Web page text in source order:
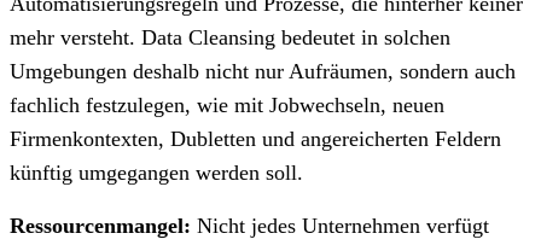
mehr versteht. Data Cleansing bedeutet in solchen
Umgebungen deshalb nicht nur Aufräumen, sondern auch
fachlich festzulegen, wie mit Jobwechseln, neuen
Firmenkontexten, Dubletten und angereicherten Feldern
künftig umgegangen werden soll.
Ressourcenmangel: Nicht jedes Unternehmen verfügt